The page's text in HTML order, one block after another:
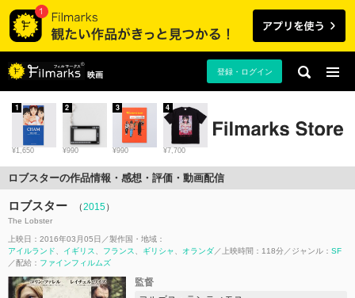
映画 登録・ログイン
¥1,650
1
¥990
2
¥990
3
¥7,700
4
ロブスターの作品情報・感想・評価・動画配信
ロブスター （2015）
The Lobster
上映日：2016年03月05日
製作国・地域：
アイルランド
イギリス フランス ギリシャ オランダ 上映時間：118分 ジャンル： SF
配給： ファインフィルムズ
監督